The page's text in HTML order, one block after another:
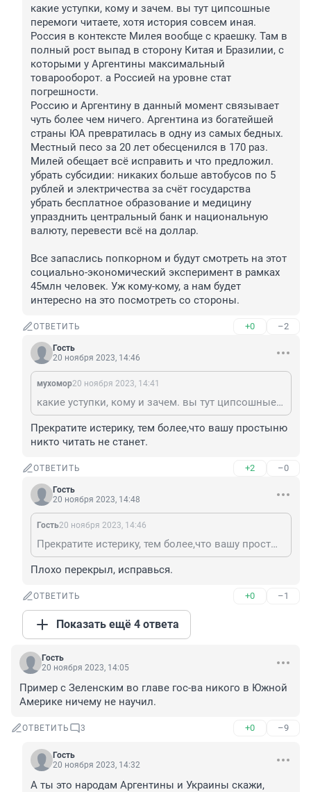
какие уступки, кому и зачем. вы тут ципсошные
перемоги читаете, хотя история совсем иная.
Россия в контексте Милея вообще с краешку. Там в
полный рост выпад в сторону Китая и Бразилии, с
которыми у Аргентины максимальный
товарооборот. а Россией на уровне стат
погрешности.
Россию и Аргентину в данный момент связывает
чуть более чем ничего. Аргентина из богатейшей
страны ЮА превратилась в одну из самых бедных.
Местный песо за 20 лет обесценился в 170 раз.
Милей обещает всё исправить и что предложил.
убрать субсидии: никаких больше автобусов по 5
рублей и электричества за счёт государства
убрать бесплатное образование и медицину
упразднить центральный банк и национальную
валюту, перевести всё на доллар.
Все запаслись попкорном и будут смотреть на этот
социально-экономический эксперимент в рамках
45млн человек. Уж кому-кому, а нам будет
интересно на это посмотреть со стороны.
ОТВЕТИТЬ +0 –2
Гость
20 ноября 2023, 14:46
мухомор20 ноября 2023, 14:41
какие уступки, кому и зачем. вы тут ципсошные перемоги читаете, хотя история совсем иная. Россия в контексте Милея вообще с краешку. Там в полный рост выпад в сторону Китая и Бразилии, с которыми у Аргентины максимальный товарооборот. а Россией на уровне стат погрешности. Россию и Аргентину в данный момент связывает чуть более чем ничего. Аргентина из богатейшей страны ЮА превратилась в одну из самых бедных. Местный песо за 20 лет обесценился в 170 раз. Милей обещает всё исправить и что предложил. убрать субсидии: никаких больше автобусов по 5 рублей и электричества за счёт государства убрать бесплатное образование и медицину упразднить центральный банк и национальную валюту, перевести всё на доллар. Все запаслись попкорном и будут смотреть на этот социально-экономический эксперимент в рамках 45млн человек. Уж кому-кому, а нам будет интересно на это посмотреть со стороны.
Прекратите истерику, тем более,что вашу простыню
никто читать не станет.
ОТВЕТИТЬ +2 –0
Гость
20 ноября 2023, 14:48
Гость20 ноября 2023, 14:46
Прекратите истерику, тем более,что вашу простыню никто читать не станет.
Плохо перекрыл, исправься.
ОТВЕТИТЬ +0 –1
Показать ещё 4 ответа
Гость
20 ноября 2023, 14:05
Пример с Зеленским во главе гос-ва никого в Южной
Америке ничему не научил.
ОТВЕТИТЬ 3 +0 –9
Гость
20 ноября 2023, 14:32
А ты это народам Аргентины и Украины скажи,